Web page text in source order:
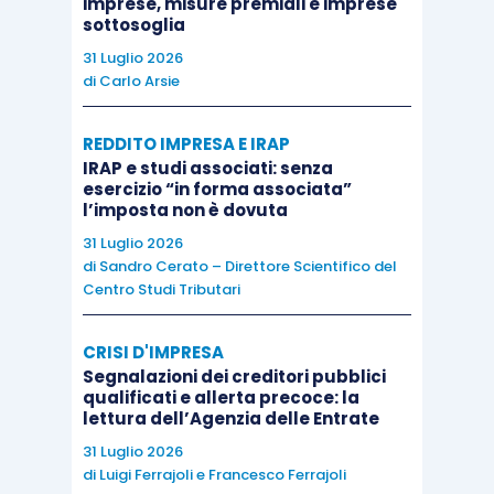
vendita – euro 50.000 – fra le due distinte unità
bene e l’obbligazione di assistenza gratuita – e
per fare ciò dovrà ricorrere aicriteri di cui al Par.
21 dell’Oic 34; in prima battuta, si farà, quindi,
riferimento a quanto indicato nei propri
venditariferiti al bene – quando questo viene
ceduto anche senza l’assistenza gratuita – e al
servizio di assistenza stessa, quando questo
viene messo a disposizione dei clienti dietro
assenza di listini disponibili, si utilizzerà
degli altri criteri ivi indicati
sottosoglia
31 Luglio 2026
di Carlo Arsie
REDDITO IMPRESA E IRAP
IRAP e studi associati: senza
esercizio “in forma associata”
l’imposta non è dovuta
31 Luglio 2026
di Sandro Cerato – Direttore Scientifico del
Centro Studi Tributari
CRISI D'IMPRESA
Segnalazioni dei creditori pubblici
qualificati e allerta precoce: la
lettura dell’Agenzia delle Entrate
31 Luglio 2026
di Luigi Ferrajolie Francesco Ferrajoli